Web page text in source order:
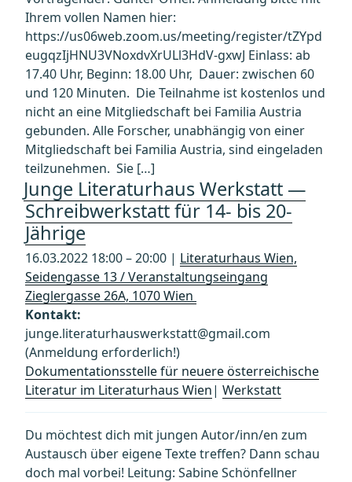
Ihrem vollen Namen hier:
https://us06web.zoom.us/meeting/register/tZYpd
eugqzIjHNU3VNoxdvXrULl3HdV-gxwJ Einlass: ab
17.40 Uhr, Beginn: 18.00 Uhr, Dauer: zwischen 60
und 120 Minuten. Die Teilnahme ist kostenlos und
nicht an eine Mitgliedschaft bei Familia Austria
gebunden. Alle Forscher, unabhängig von einer
Mitgliedschaft bei Familia Austria, sind eingeladen
teilzunehmen. Sie […]
Junge Literaturhaus Werkstatt —
Schreibwerkstatt für 14- bis 20-
Jährige
16.03.2022 18:00 – 20:00 | Literaturhaus Wien,
Seidengasse 13 / Veranstaltungseingang
Zieglergasse 26A, 1070 Wien
Kontakt:
junge.literaturhauswerkstatt@gmail.com
(Anmeldung erforderlich!)
Dokumentationsstelle für neuere österreichische
Literatur im Literaturhaus Wien| Werkstatt
Du möchtest dich mit jungen Autor/inn/en zum
Austausch über eigene Texte treffen? Dann schau
doch mal vorbei! Leitung: Sabine Schönfellner